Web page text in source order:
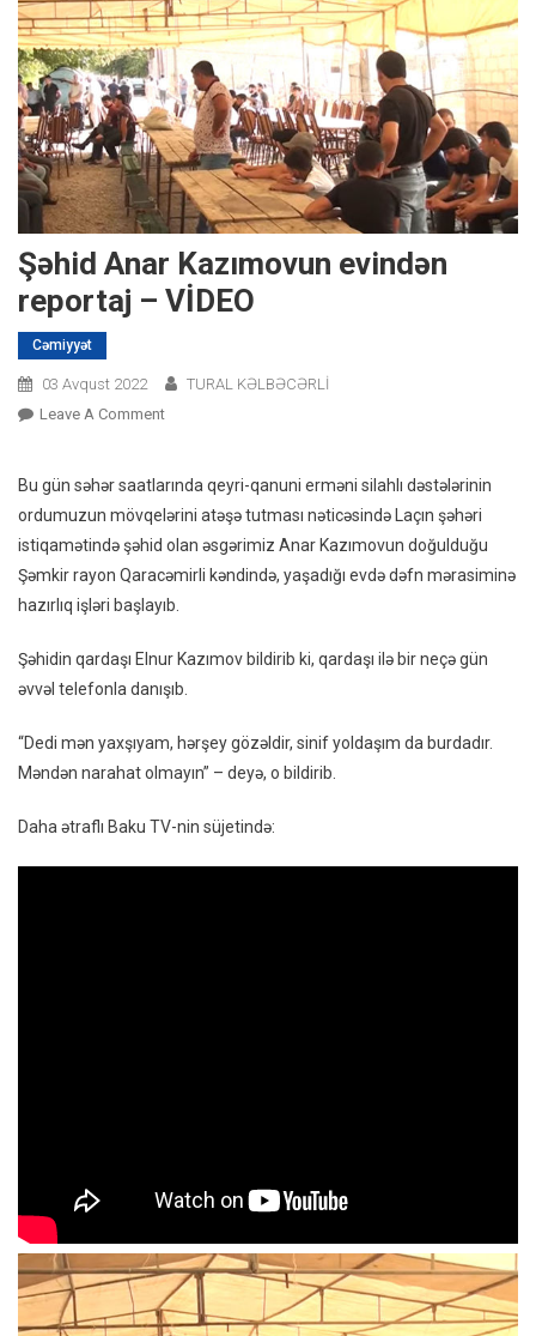
Şəhid Anar Kazımovun evindən
reportaj – VİDEO
Cəmiyyət
03 Avqust 2022
TURAL KƏLBƏCƏRLİ
Leave A CommentOn
Kazımovun
Evindən
Reportaj
–
VİDEO
Bu gün səhər saatlarında qeyri-qanuni erməni silahlı dəstələrinin
ordumuzun mövqelərini atəşə tutması nəticəsində Laçın şəhəri
istiqamətində şəhid olan əsgərimiz Anar Kazımovun doğulduğu
Şəmkir rayon Qaracəmirli kəndində, yaşadığı evdə dəfn mərasiminə
hazırlıq işləri başlayıb.
Şəhidin qardaşı Elnur Kazımov bildirib ki, qardaşı ilə bir neçə gün
əvvəl telefonla danışıb.
“Dedi mən yaxşıyam, hərşey gözəldir, sinif yoldaşım da burdadır.
Məndən narahat olmayın” – deyə, o bildirib.
Daha ətraflı Baku TV-nin süjetində: